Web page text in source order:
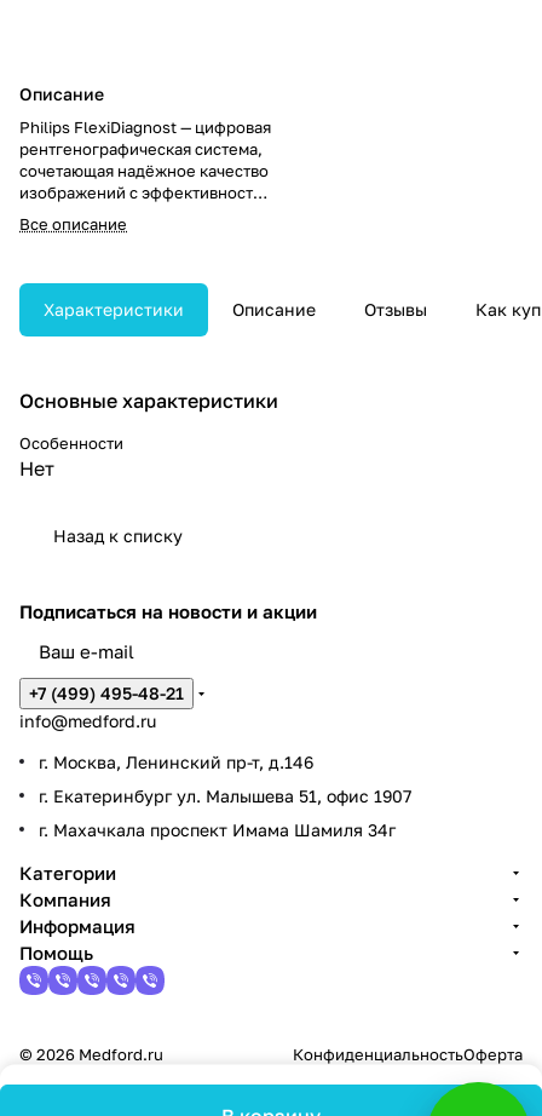
Описание
Philips FlexiDiagnost — цифровая
рентгенографическая система,
сочетающая надёжное качество
изображений с эффективностью
рабочих процессов.
Обеспечивает быстрые и
пациентов.
Все описание
Характеристики Описание Отзывы Как
Основные характеристики
Особенности
Нет
Назад к списку
Подписаться на новости и акции
+7 (499) 495-48-21
info@medford.ru
г. Москва, Ленинский пр-т, д.146
г. Екатеринбург ул. Малышева 51, офис 1907
г. Махачкала проспект Имама Шамиля 34г
Категории
Компания
Информация
Помощь
© 2026 Medford.ru КонфиденциальностьОферта